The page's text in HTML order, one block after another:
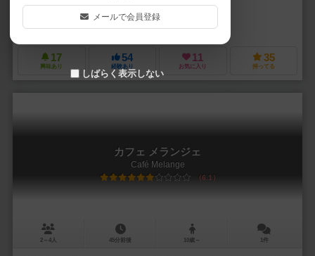
クリスチャン・オペラー（Christian Opperer）
17
興味あり
54
経験あり
11
お気に入り
35
持ってる
カフェ メランジェ
Café Melange
6.1
2～4人 45分前後 10歳～ 1件
メールで会員登録
しばらく表示しない